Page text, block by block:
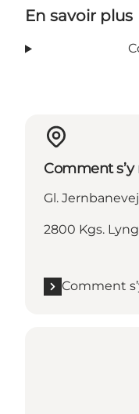
En savoir plus
Comment
Gl. Jernbanevej
2800 Kgs.
Comment